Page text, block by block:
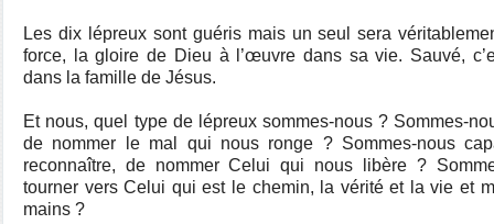
Les dix lépreux sont guéris mais un seul sera
force, la gloire de Dieu à l’œuvre dans sa vie. Sauvé,
dans la famille de Jésus.
Et nous, quel type de lépreux sommes-nous ? Sommes-
de nommer le mal qui nous ronge ? Sommes-nous
reconnaître, de nommer Celui qui nous libère ?
tourner vers Celui qui est le chemin, la vérité et la vie et
mains ?